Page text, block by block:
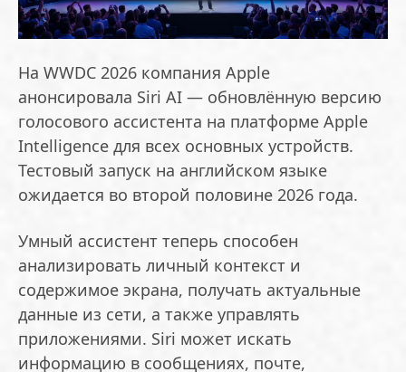
На WWDC 2026 компания Apple
анонсировала Siri AI — обновлённую версию
голосового ассистента на платформе Apple
Intelligence для всех основных устройств.
Тестовый запуск на английском языке
ожидается во второй половине 2026 года.
Умный ассистент теперь способен
анализировать личный контекст и
содержимое экрана, получать актуальные
данные из сети, а также управлять
приложениями. Siri может искать
информацию в сообщениях, почте,